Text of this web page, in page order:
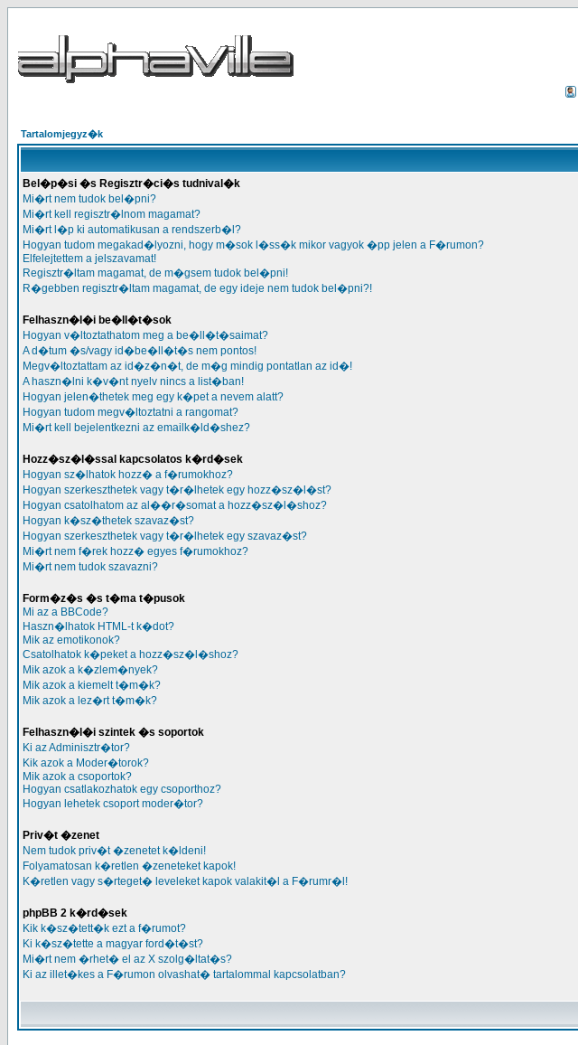
Tartalomjegyz�k
Bel�p�si �s Regisztr�ci�s tudnival�k
Mi�rt nem tudok bel�pni?
Mi�rt kell regisztr�lnom magamat?
Mi�rt l�p ki automatikusan a rendszerb�l?
Hogyan tudom megakad�lyozni, hogy m�sok l�ss�k mikor vagyok �pp jelen a F�rumon?
Elfelejtettem a jelszavamat!
Regisztr�ltam magamat, de m�gsem tudok bel�pni!
R�gebben regisztr�ltam magamat, de egy ideje nem tudok bel�pni?!
Felhaszn�l�i be�ll�t�sok
Hogyan v�ltoztathatom meg a be�ll�t�saimat?
A d�tum �s/vagy id�be�ll�t�s nem pontos!
Megv�ltoztattam az id�z�n�t, de m�g mindig pontatlan az id�!
A haszn�lni k�v�nt nyelv nincs a list�ban!
Hogyan jelen�thetek meg egy k�pet a nevem alatt?
Hogyan tudom megv�ltoztatni a rangomat?
Mi�rt kell bejelentkezni az emailk�ld�shez?
Hozz�sz�l�ssal kapcsolatos k�rd�sek
Hogyan sz�lhatok hozz� a f�rumokhoz?
Hogyan szerkeszthetek vagy t�r�lhetek egy hozz�sz�l�st?
Hogyan csatolhatom az al��r�somat a hozz�sz�l�shoz?
Hogyan k�sz�thetek szavaz�st?
Hogyan szerkeszthetek vagy t�r�lhetek egy szavaz�st?
Mi�rt nem f�rek hozz� egyes f�rumokhoz?
Mi�rt nem tudok szavazni?
Form�z�s �s t�ma t�pusok
Mi az a BBCode?
Haszn�lhatok HTML-t k�dot?
Mik az emotikonok?
Csatolhatok k�peket a hozz�sz�l�shoz?
Mik azok a k�zlem�nyek?
Mik azok a kiemelt t�m�k?
Mik azok a lez�rt t�m�k?
Felhaszn�l�i szintek �s soportok
Ki az Adminisztr�tor?
Kik azok a Moder�torok?
Mik azok a csoportok?
Hogyan csatlakozhatok egy csoporthoz?
Hogyan lehetek csoport moder�tor?
Priv�t �zenet
Nem tudok priv�t �zenetet k�ldeni!
Folyamatosan k�retlen �zeneteket kapok!
K�retlen vagy s�rteget� leveleket kapok valakit�l a F�rumr�l!
phpBB 2 k�rd�sek
Kik k�sz�tett�k ezt a f�rumot?
Ki k�sz�tette a magyar ford�t�st?
Mi�rt nem �rhet� el az X szolg�ltat�s?
Ki az illet�kes a F�rumon olvashat� tartalommal kapcsolatban?